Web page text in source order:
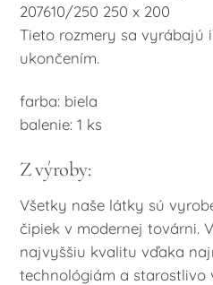
207610/250 250 x 200
Tieto rozmery sa vyrábajú
ukončením.
farba: biela
balenie: 1 ks
Z výroby:
Všetky naše látky sú
čipiek v modernej továrni.
najvyššiu kvalitu vďaka
technológiám a starostlivo